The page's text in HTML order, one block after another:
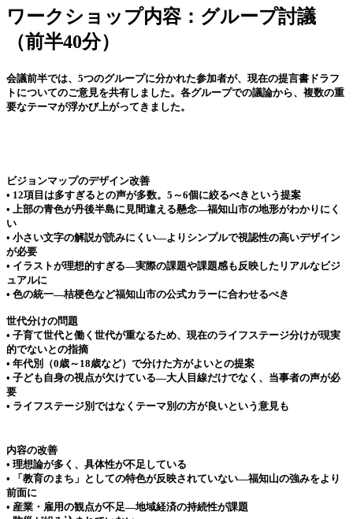
ワークショップ内容：グループ討議
（前半40分）
会議前半では、5つのグループに分かれた参加者が、現在の提言書ドラフ
トについてのご意見を共有しました。各グループでの議論から、複数の重
要なテーマが浮かび上がってきました。
ビジョンマップのデザイン改善
• 12項目は多すぎるとの声が多数。5～6個に絞るべきという提案
• 上部の青色が丹後半島に見間違える懸念—福知山市の地形がわかりにく
い
• 小さい文字の解説が読みにくい—よりシンプルで視認性の高いデザイン
が必要
• イラストが理想的すぎる—実際の課題や課題感も反映したリアルなビジ
ュアルに
• 色の統一—桔梗色など福知山市の公式カラーに合わせるべき
世代分けの問題
• 子育て世代と働く世代が重なるため、現在のライフステージ分けが現実
的でないとの指摘
• 年代別（0歳～18歳など）で分けた方がよいとの提案
• 子ども自身の視点が欠けている—大人目線だけでなく、当事者の声が必
要
• ライフステージ別ではなくテーマ別の方が良いという意見も
内容の改善
• 理想論が多く、具体性が不足している
• 「教育のまち」としての特色が反映されていない—福知山の強みをより
前面に
• 産業・雇用の観点が不足—地域経済の持続性が課題